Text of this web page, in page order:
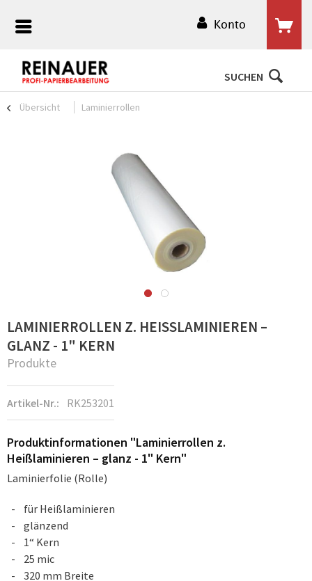
Konto
SUCHEN
Übersicht Laminierrollen
LAMINIERROLLEN Z. HEISSLAMINIEREN – G
LANZ - 1" KERN
Produkte
Artikel-Nr.: RK253201
Produktinformationen "Laminierrollen z.
Heißlaminieren – glanz - 1" Kern"
Laminierfolie (Rolle)
für Heißlaminieren
glänzend
1“ Kern
25 mic
320 mm Breite